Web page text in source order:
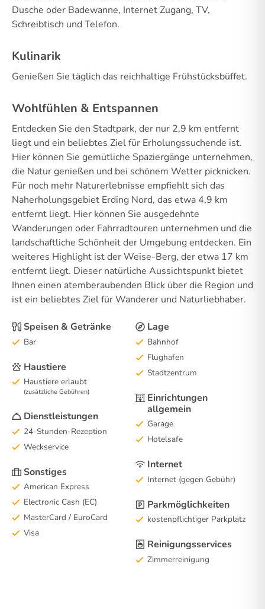
Dusche oder Badewanne, Internet Zugang, TV,
Schreibtisch und Telefon.
Kulinarik
Genießen Sie täglich das reichhaltige Frühstücksbüffet.
Wohlfühlen & Entspannen
Entdecken Sie den Stadtpark, der nur 2,9 km entfernt
liegt und ein beliebtes Ziel für Erholungssuchende ist.
Hier können Sie gemütliche Spaziergänge unternehmen,
die Natur genießen und bei schönem Wetter picknicken.
Für noch mehr Naturerlebnisse empfiehlt sich das
Naherholungsgebiet Erding Nord, das etwa 4,9 km
entfernt liegt. Hier können Sie ausgedehnte
Wanderungen oder Fahrradtouren unternehmen und die
landschaftliche Schönheit der Umgebung entdecken. Ein
weiteres Highlight ist der Weise-Berg, der etwa 17 km
entfernt liegt. Dieser natürliche Aussichtspunkt bietet
Ihnen einen atemberaubenden Blick über die Region und
ist ein beliebtes Ziel für Wanderer und Naturliebhaber.
Speisen & Getränke
Bar
Haustiere
Haustiere erlaubt
(zusätzliche Gebühren)
Dienstleistungen
24-Stunden-Rezeption
Weckservice
Sonstiges
American Express
Electronic Cash (EC)
MasterCard / EuroCard
Visa
Lage
Bahnhof
Flughafen
Stadtzentrum
Einrichtungen
allgemein
Garage
Hotelsafe
Internet
Internet (gegen Gebühr)
Parkmöglichkeiten
kostenpflichtiger Parkplatz
Reinigungsservices
Zimmerreinigung